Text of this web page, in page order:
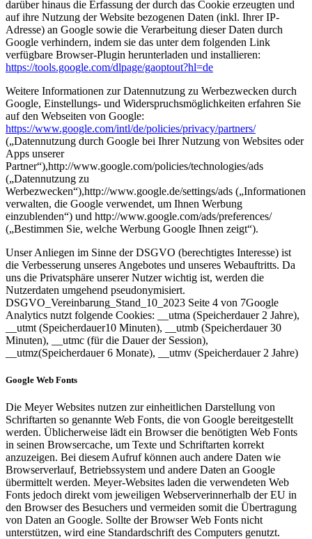
darüber hinaus die Erfassung der durch das Cookie erzeugten und
auf ihre Nutzung der Website bezogenen Daten (inkl. Ihrer IP-
Adresse) an Google sowie die Verarbeitung dieser Daten durch
Google verhindern, indem sie das unter dem folgenden Link
verfügbare Browser-Plugin herunterladen und installieren:
https://tools.google.com/dlpage/gaoptout?hl=de
Weitere Informationen zur Datennutzung zu Werbezwecken durch
Google, Einstellungs- und Widerspruchsmöglichkeiten erfahren Sie
auf den Webseiten von Google:
https://www.google.com/intl/de/policies/privacy/partners/
(„Datennutzung durch Google bei Ihrer Nutzung von Websites oder
Apps unserer
Partner“),http://www.google.com/policies/technologies/ads
(„Datennutzung zu
Werbezwecken“),http://www.google.de/settings/ads („Informationen
verwalten, die Google verwendet, um Ihnen Werbung
einzublenden“) und http://www.google.com/ads/preferences/
(„Bestimmen Sie, welche Werbung Google Ihnen zeigt“).
Unser Anliegen im Sinne der DSGVO (berechtigtes Interesse) ist
die Verbesserung unseres Angebotes und unseres Webauftritts. Da
uns die Privatsphäre unserer Nutzer wichtig ist, werden die
Nutzerdaten umgehend pseudonymisiert.
DSGVO_Vereinbarung_Stand_10_2023 Seite 4 von 7Google
Analytics nutzt folgende Cookies: __utma (Speicherdauer 2 Jahre),
__utmt (Speicherdauer10 Minuten), __utmb (Speicherdauer 30
Minuten), __utmc (für die Dauer der Session),
__utmz(Speicherdauer 6 Monate), __utmv (Speicherdauer 2 Jahre)
Google Web Fonts
Die Meyer Websites nutzen zur einheitlichen Darstellung von
Schriftarten so genannte Web Fonts, die von Google bereitgestellt
werden. Üblicherweise lädt ein Browser die benötigten Web Fonts
in seinen Browsercache, um Texte und Schriftarten korrekt
anzuzeigen. Bei diesem Aufruf können auch andere Daten wie
Browserverlauf, Betriebssystem und andere Daten an Google
übermittelt werden. Meyer-Websites laden die verwendeten Web
Fonts jedoch direkt vom jeweiligen Webserverinnerhalb der EU in
den Browser des Besuchers und vermeiden somit die Übertragung
von Daten an Google. Sollte der Browser Web Fonts nicht
unterstützen, wird eine Standardschrift des Computers genutzt.